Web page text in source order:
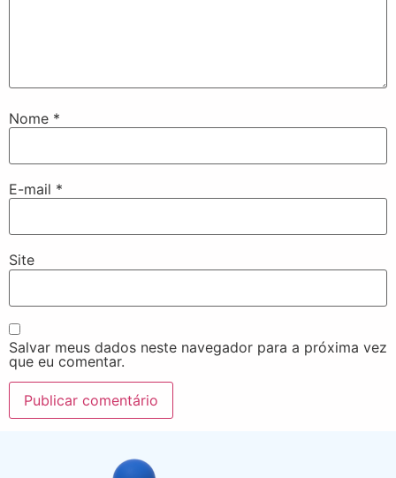
Nome *
E-mail *
Site
Salvar meus dados neste navegador para a próxima vez
que eu comentar.